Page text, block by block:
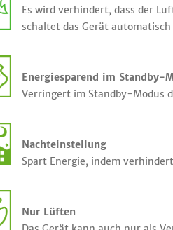
Es wird verhindert, dass der
schaltet das Gerät
Energiesparend im Standby-
Verringert im Standby-Modus
Nachteinstellung
Spart Energie, indem
Nur Lüften